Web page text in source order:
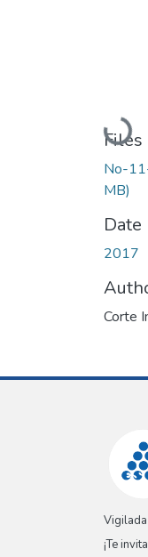
Loading...
Files
No-
MB)
Date
2017
Corte
Vigilada
¡Te